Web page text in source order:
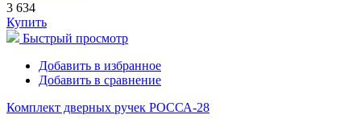
3 634
Купить
Быстрый просмотр
Добавить в избранное
Добавить в сравнение
Комплект дверных ручек РОССА-28